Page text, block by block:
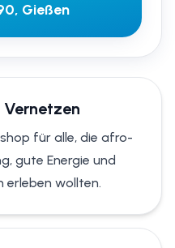
Gießen
Vernetzen
für alle, die afro-
gute Energie und
erleben wollten.